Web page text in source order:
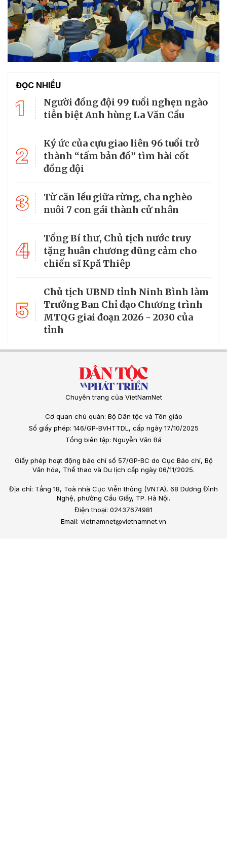
ĐỌC NHIỀU
1
Người đồng đội 99 tuổi nghẹn ngào
tiễn biệt Anh hùng La Văn Cầu
2
Ký ức của cựu giao liên 96 tuổi trở
thành “tấm bản đồ” tìm hài cốt
đồng đội
3
Từ căn lều giữa rừng, cha nghèo
nuôi 7 con gái thành cử nhân
4
Tổng Bí thư, Chủ tịch nước truy
tặng huân chương dũng cảm cho
chiến sĩ Kpă Thiêp
5
Chủ tịch UBND tỉnh Ninh Bình làm
Trưởng Ban Chỉ đạo Chương trình
MTQG giai đoạn 2026 - 2030 của
tỉnh
Chuyên trang của VietNamNet
Cơ quan chủ quản: Bộ Dân tộc và Tôn giáo
Số giấy phép: 146/GP-BVHTTDL, cấp ngày 17/10/2025
Tổng biên tập: Nguyễn Văn Bá
Giấy phép hoạt động báo chí số 57/GP-BC do Cục Báo chí, Bộ
Văn hóa, Thể thao và Du lịch cấp ngày 06/11/2025.
Địa chỉ: Tầng 18, Toà nhà Cục Viễn thông (VNTA), 68 Dương Đình
Nghệ, phường Cầu Giấy, TP. Hà Nội.
Điện thoại: 02437674981
Email: vietnamnet@vietnamnet.vn